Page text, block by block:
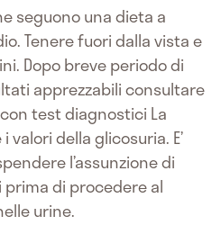
seguono una dieta a
Tenere fuori dalla vista e
Dopo breve periodo di
apprezzabili consultare
test diagnostici La
della glicosuria. E’
l’assunzione di
di procedere al
urine.